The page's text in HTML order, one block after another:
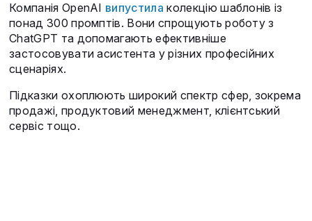
Компанія OpenAI випустила колекцію шаблонів із
понад 300 промптів. Вони спрощують роботу з
ChatGPT та допомагають ефективніше
застосовувати асистента у різних професійних
сценаріях.
Підказки охоплюють широкий спектр сфер, зокрема
продажі, продуктовий менеджмент, клієнтський
сервіс тощо.